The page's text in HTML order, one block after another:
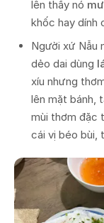
lên thấy nó
khốc hay dính
Người xứ Nẫu
dẻo dai dùng
xíu nhưng
lên mặt bánh,
mùi thơm đặc
cái vị béo bùi,